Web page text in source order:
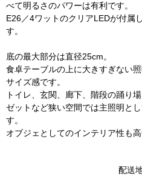
べて明るさのパワーは有利です。
E26／4ワットのクリアLEDが付属
す。
底の最大部分は直径25cm。
食卓テーブルの上に大きすぎない
サイズ感です。
トイレ、玄関、廊下、階段の踊り
ゼットなど狭い空間では主照明と
す。
オブジェとしてのインテリア性も高
配送